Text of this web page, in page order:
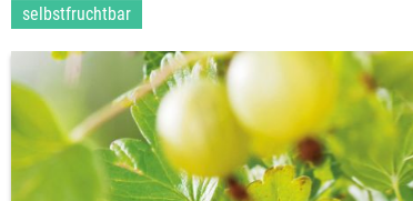
selbstfruchtbar